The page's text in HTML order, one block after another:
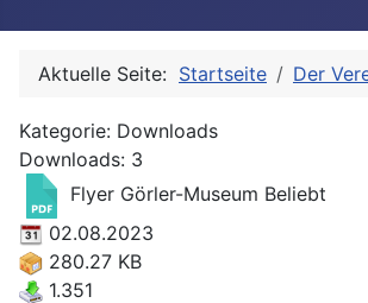
Aktuelle Seite: Startseite Der
Kategorie: Downloads
Downloads: 3
Flyer Görler-Museum Beliebt
02.08.2023
280.27 KB
1.351